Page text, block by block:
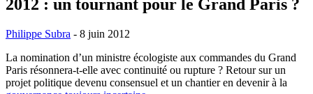
2012 : un tournant pour le Grand Paris ?
Philippe Subra - 8 juin 2012
La nomination d’un ministre écologiste aux commandes du Grand
Paris résonnera-t-elle avec continuité ou rupture ? Retour sur un
projet politique devenu consensuel et un chantier en devenir à la